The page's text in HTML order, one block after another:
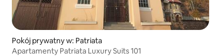
Pokój prywatny w: Patriata
Apartamenty Patriata Luxury Suits 101